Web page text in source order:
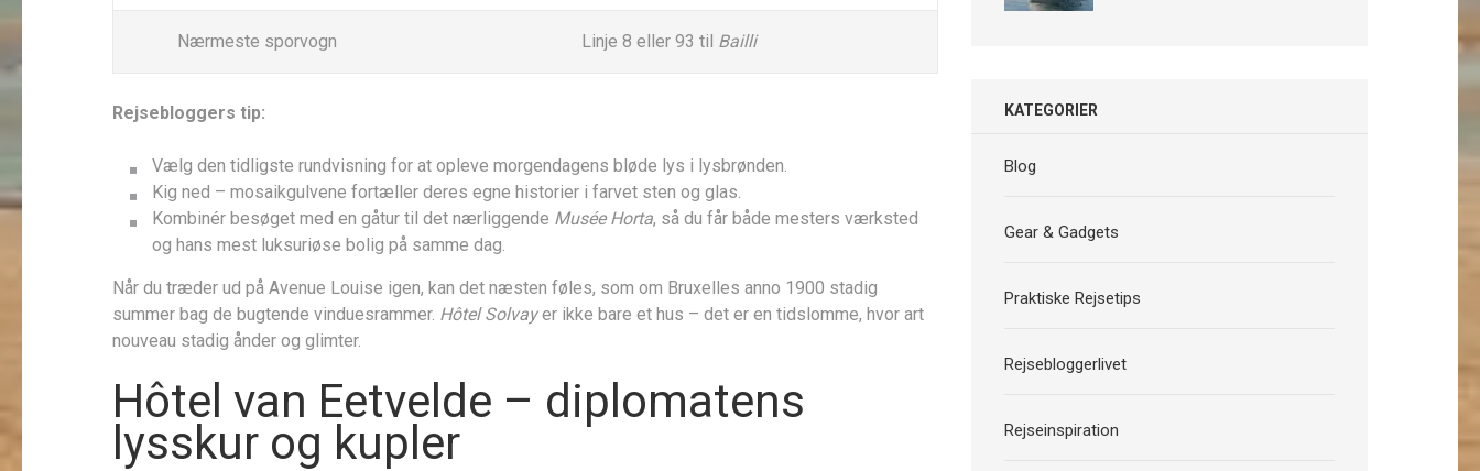
Nærmeste sporvogn Linje 8 eller 93 til Bailli
Rejsebloggers tip:
Vælg den tidligste rundvisning for at opleve morgendagens bløde lys i lysbrønden.
Kig ned – mosaikgulvene fortæller deres egne historier i farvet sten og glas.
Kombinér besøget med en gåtur til det nærliggende Musée Horta, så du får både mesters værksted
og hans mest luksuriøse bolig på samme dag.
Når du træder ud på Avenue Louise igen, kan det næsten føles, som om Bruxelles anno 1900 stadig
summer bag de bugtende vinduesrammer. Hôtel Solvayer ikke bare et hus – det er en tidslomme, hvor art
nouveau stadig ånder og glimter.
Hôtel van Eetvelde – diplomatens
lysskur og kupler
KATEGORIER
Blog
Gear & Gadgets
Praktiske Rejsetips
Rejsebloggerlivet
Rejseinspiration